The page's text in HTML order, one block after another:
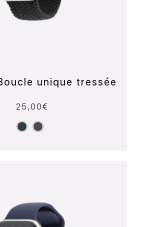
unique tressée
25,00€